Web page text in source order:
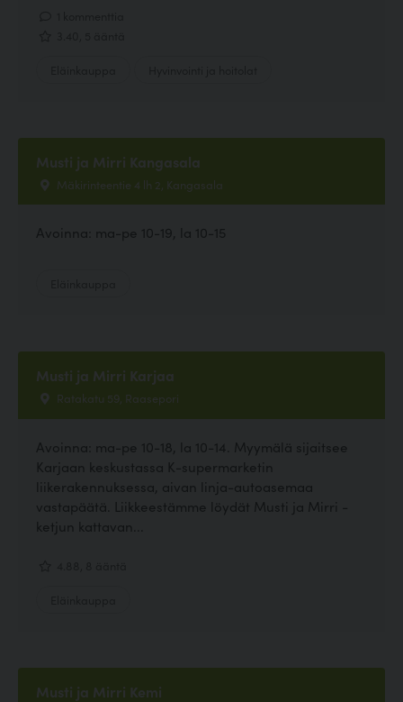
Musti ja Mirri Kangasala
Mäkirinteentie 4 lh 2, Kangasala
Avoinna: ma-pe 10-19, la 10-15
Musti ja Mirri Karjaa
Ratakatu 59, Raasepori
Avoinna: ma-pe 10-18, la 10-14. Myymälä sijaitsee
Karjaan keskustassa K-supermarketin
liikerakennuksessa, aivan linja-autoasemaa
vastapäätä. Liikkeestämme löydät Musti ja Mirri -
ketjun kattavan...
Musti ja Mirri Kemi